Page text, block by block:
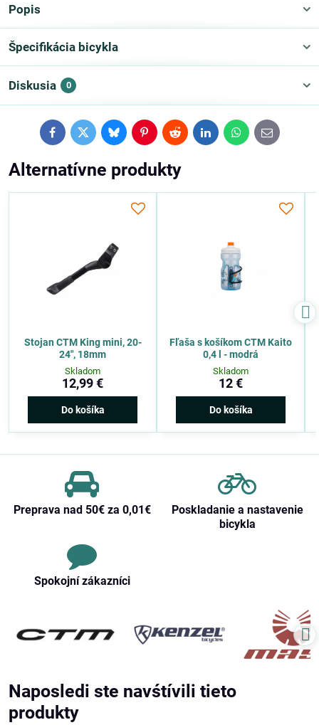
Popis
Špecifikácia bicykla
Diskusia 0
FacebookTwitterBlueskyPinterestRedditLinkedInWhatsApp
E-
mail
Alternatívne produkty
Stojan CTM King mini, 20-
24", 18mm
Skladom
12,99 €
Do košíka
Fľaša s košíkom CTM Kaito
0,4 l - modrá
Skladom
12 €
Do košíka
Preprava nad 50€ za 0,01€
Poskladanie a nastavenie
bicykla
Spokojní zákazníci
Naposledi ste navśtívili tieto
produkty